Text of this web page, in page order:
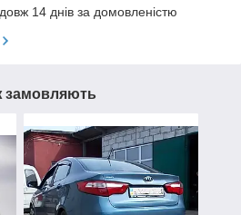
14 днів за домовленістю
замовляють